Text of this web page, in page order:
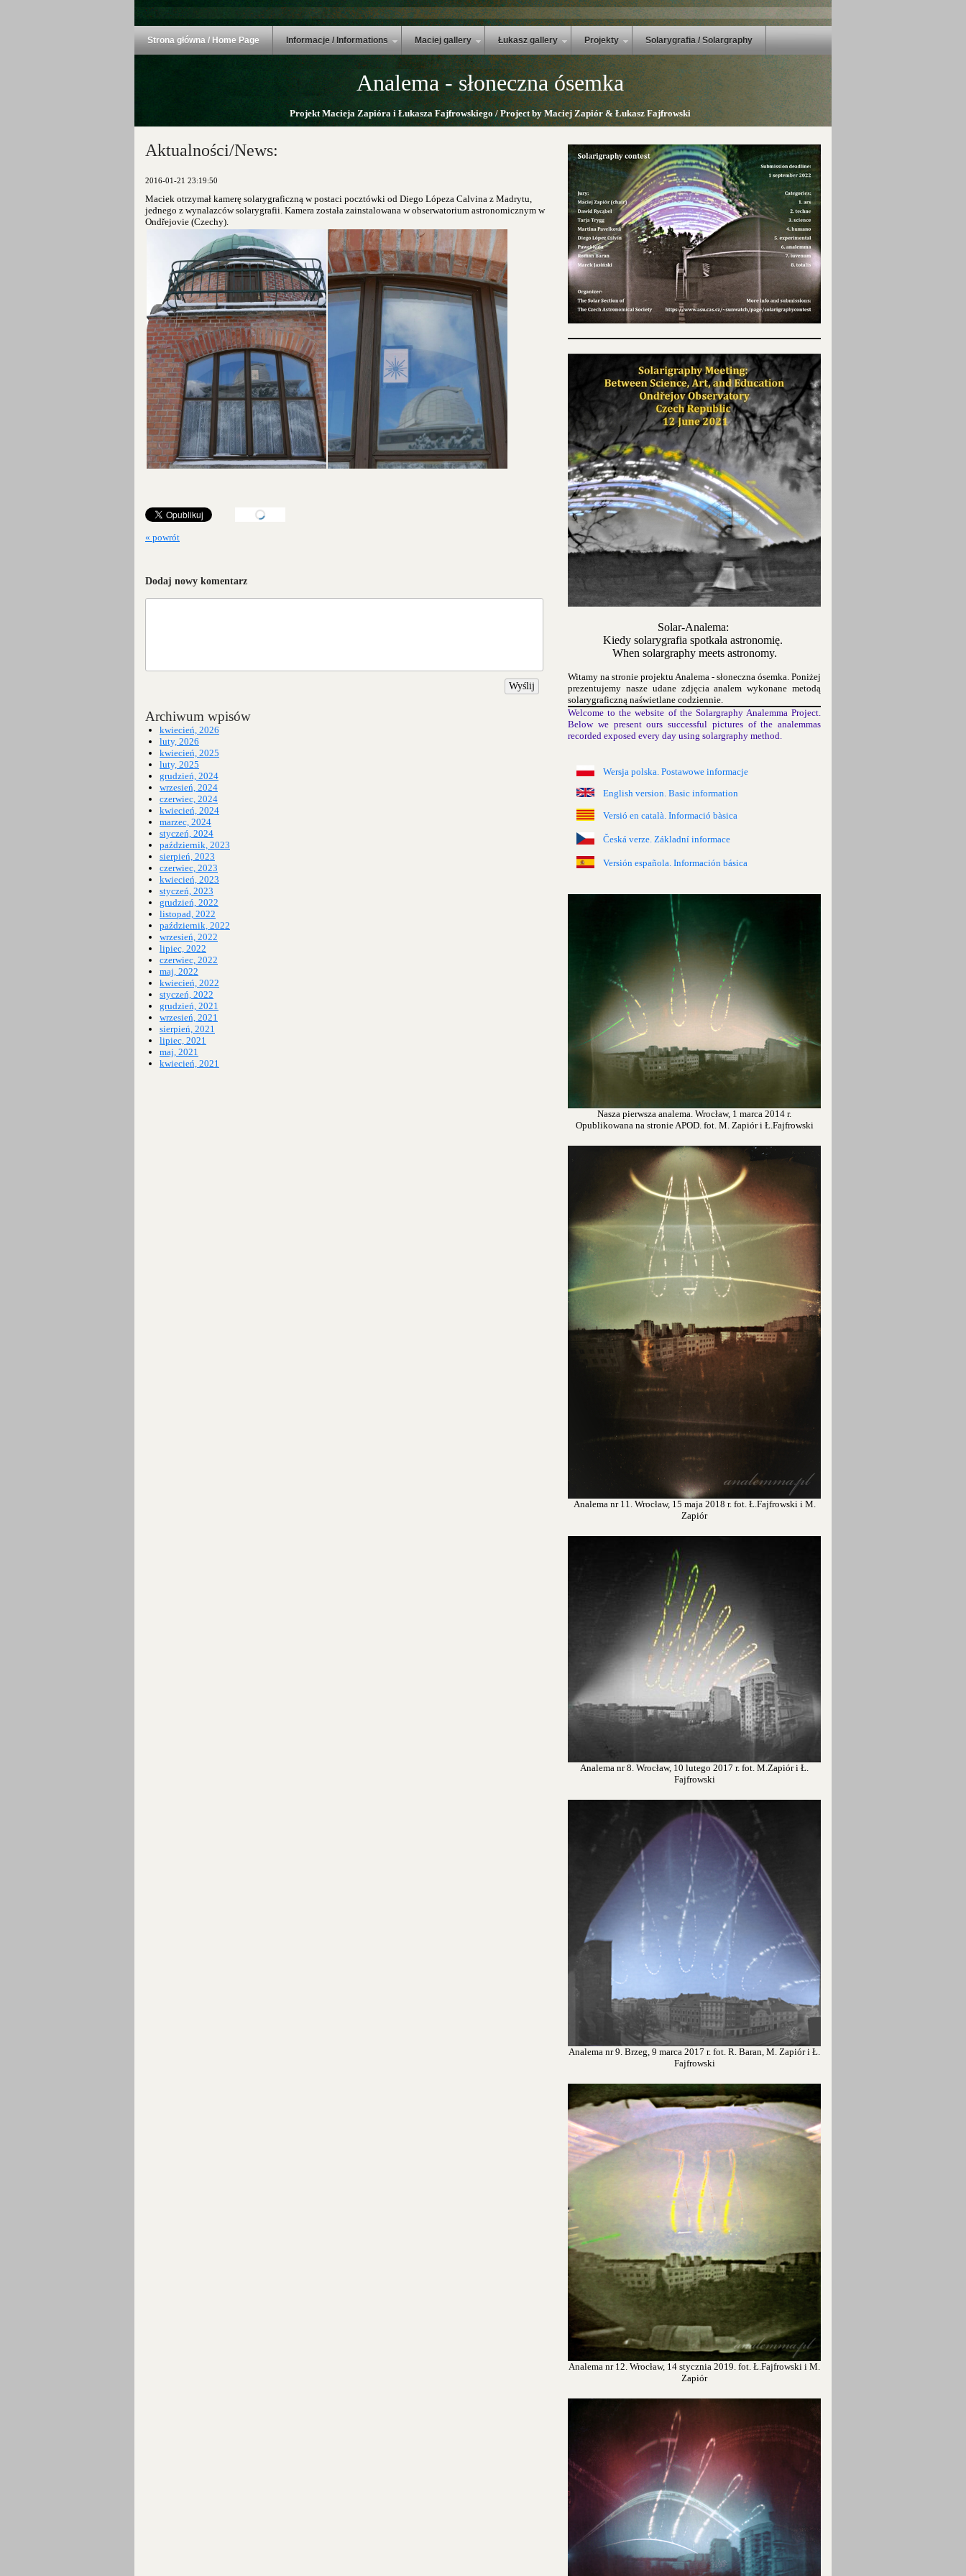
Strona główna / Home Page Informacje / Informations Maciej gallery Łukasz gallery Projekty Solarygrafia / Solargraphy
Analema - słoneczna ósemka
Projekt Macieja Zapióra i Łukasza Fajfrowskiego / Project by Maciej Zapiór & Łukasz Fajfrowski
Aktualności/News:
2016-01-21 23:19:50
Maciek otrzymał kamerę solarygraficzną w postaci pocztówki od Diego Lópeza Calvina z Madrytu,
jednego z wynalazców solarygrafii. Kamera została zainstalowana w obserwatorium astronomicznym w
Ondřejovie (Czechy).
« powrót
Dodaj nowy komentarz
Wyślij
Archiwum wpisów
kwiecień, 2026
luty, 2026
kwiecień, 2025
luty, 2025
grudzień, 2024
wrzesień, 2024
czerwiec, 2024
kwiecień, 2024
marzec, 2024
styczeń, 2024
październik, 2023
sierpień, 2023
czerwiec, 2023
kwiecień, 2023
styczeń, 2023
grudzień, 2022
listopad, 2022
październik, 2022
wrzesień, 2022
lipiec, 2022
czerwiec, 2022
maj, 2022
kwiecień, 2022
styczeń, 2022
grudzień, 2021
wrzesień, 2021
sierpień, 2021
lipiec, 2021
maj, 2021
kwiecień, 2021
Solar-Analema:
Kiedy solarygrafia spotkała astronomię.
When solargraphy meets astronomy.
Witamy na stronie projektu Analema - słoneczna ósemka. Poniżej
prezentujemy nasze udane zdjęcia analem wykonane metodą
solarygraficzną naświetlane codziennie.
Welcome to the website of the Solargraphy Analemma Project.
Below we present ours successful pictures of the analemmas
recorded exposed every day using solargraphy method.
Wersja polska. Postawowe informacje
English version. Basic information
Versió en català. Informació bàsica
Česká verze. Základní informace
Versión española. Información básica
Nasza pierwsza analema. Wrocław, 1 marca 2014 r.
Opublikowana na stronie APOD. fot. M. Zapiór i Ł.Fajfrowski
Analema nr 11. Wrocław, 15 maja 2018 r. fot. Ł.Fajfrowski i M.
Zapiór
Analema nr 8. Wrocław, 10 lutego 2017 r. fot. M.Zapiór i Ł.
Fajfrowski
Analema nr 9. Brzeg, 9 marca 2017 r. fot. R. Baran, M. Zapiór i Ł.
Fajfrowski
Analema nr 12. Wrocław, 14 stycznia 2019. fot. Ł.Fajfrowski i M.
Zapiór